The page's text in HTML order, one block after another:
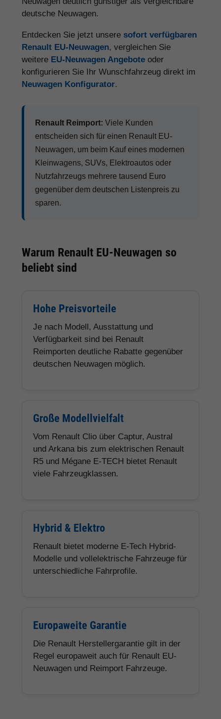
deutsche Neuwagen.
Entdecken Sie jetzt unsere sofort verfügbaren
Renault EU-Neuwagen, vergleichen Sie
weitere EU-Neuwagen Angebote oder
konfigurieren Sie Ihr Wunschfahrzeug direkt im
Neuwagen Konfigurator.
Renault Reimport: Viele Kunden
entscheiden sich für einen Renault EU-
Neuwagen, um beim Kauf eines modernen
Kleinwagens, SUVs, Elektroautos oder
Nutzfahrzeugs mehrere tausend Euro
gegenüber dem deutschen Listenpreis zu
sparen.
Warum Renault EU-Neuwagen so
beliebt sind
Hohe Preisvorteile
Je nach Modell, Ausstattung und
Verfügbarkeit sind bei Renault
Reimporten deutliche Rabatte gegenüber
deutschen Neuwagen möglich.
Große Modellvielfalt
Vom Renault Clio über Captur, Austral
und Arkana bis zum elektrischen Renault
R5 und Mégane E-TECH bietet Renault
viele Fahrzeugklassen.
Hybrid & Elektro
Renault bietet moderne E-Tech Hybrid-
Modelle und vollelektrische Fahrzeuge für
unterschiedliche Fahrprofile.
Europaweite Garantie
Die Renault Herstellergarantie gilt in der
Regel europaweit auch für Renault EU-
Neuwagen und Reimport Fahrzeuge.